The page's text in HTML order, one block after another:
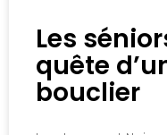
Les
quête
bouclier